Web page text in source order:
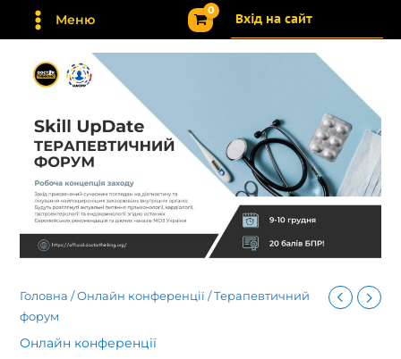
Перейти
Меню Вхід на сайт
Головна /Онлайн конференції / Терапевтичний
форум
Онлайн конференції